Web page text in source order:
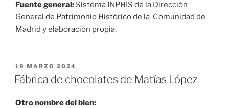
Fuente general: Sistema INPHIS de la Dirección
General de Patrimonio Histórico de la Comunidad de
Madrid y elaboración propia.
PUBLICADO
EL
19 MARZO 2024
Fábrica de chocolates de Matías López
Otro nombre del bien: